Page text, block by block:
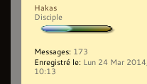
Hakas
Disciple
Messages: 173
Enregistré le: Lun 24 Mar 2014,
10:13